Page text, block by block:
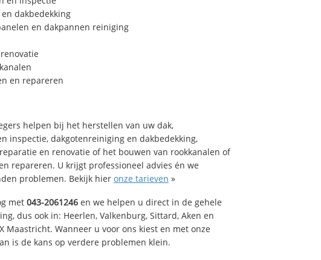
dakbedekking
en dakpannen reiniging
en repareren
helpen bij het herstellen van uw dak,
inspectie, dakgotenreiniging en dakbedekking,
en renovatie of het bouwen van rookkanalen of
repareren. U krijgt professioneel advies én we
problemen. Bekijk hier onze tarieven »
met 043-2061246 en we helpen u direct in de gehele
dus ook in: Heerlen, Valkenburg, Sittard, Aken en
Maastricht. Wanneer u voor ons kiest en met onze
is de kans op verdere problemen klein.